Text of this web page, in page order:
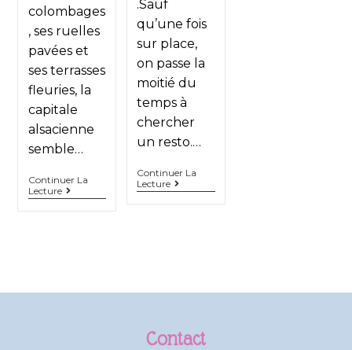
colombages
, ses ruelles
pavées et
ses terrasses
fleuries, la
capitale
alsacienne
semble…
Continuer La
Lecture
.Sauf
qu’une fois
sur place,
on passe la
moitié du
temps à
chercher
un resto.…
Continuer La
Lecture
Contact